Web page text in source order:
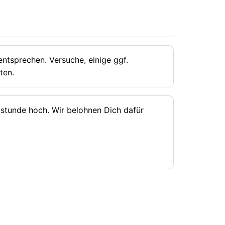
Versuche, einige ggf.
hoch. Wir belohnen Dich dafür